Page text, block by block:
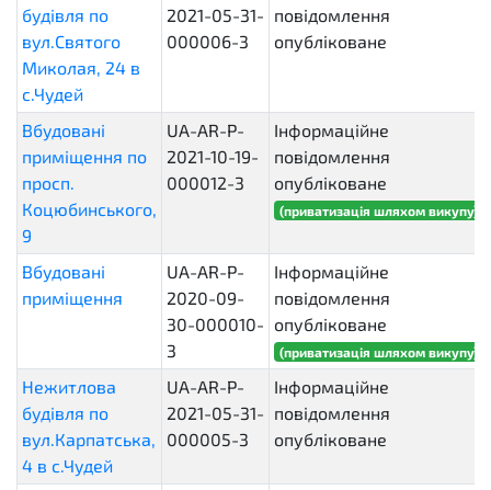
будівля по
вул.Святого
Миколая, 24 в
с.Чудей
2021-05-31-
000006-3
повідомлення
опубліковане
Вбудовані
приміщення по
просп.
Коцюбинського,
9
UA-AR-P-
2021-10-19-
000012-3
Інформаційне
повідомлення
опубліковане
(приватизація шляхом викупу)
Вбудовані
приміщення
UA-AR-P-
2020-09-
30-000010-
3
Інформаційне
повідомлення
опубліковане
(приватизація шляхом викупу)
Нежитлова
будівля по
вул.Карпатська,
4 в с.Чудей
UA-AR-P-
2021-05-31-
000005-3
Інформаційне
повідомлення
опубліковане